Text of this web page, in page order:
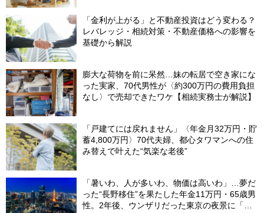
「金利が上がる」と不動産投資はどう変わる？
レバレッジ・相続対策・不動産価格への影響を
基礎から解説
膨大な荷物を前に呆然…妹の転居で空き家にな
った実家、70代男性が〈約300万円の費用負担
なし〉で売却できたワケ【相続実務士が解説】
「戸建てには戻れません」〈年金月32万円・貯
蓄4,800万円〉70代夫婦、都心タワマンへの住
み替えで叶えた“気楽な老後”
「暑いわ、人が多いわ、物価は高いわ」…夢だ
った“長野移住”を果たした年金11万円・65歳男
性。2年後、ウンザリだった東京の夜景に「癒